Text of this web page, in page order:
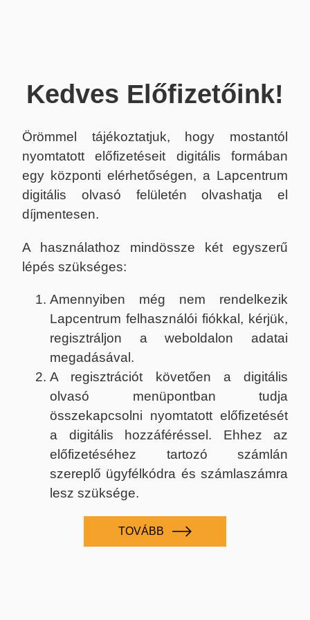
Kedves Előfizetőink!
Örömmel tájékoztatjuk, hogy mostantól
nyomtatott előfizetéseit digitális formában
egy központi elérhetőségen, a Lapcentrum
digitális olvasó felületén olvashatja el
díjmentesen.
A használathoz mindössze két egyszerű
lépés szükséges:
Amennyiben még nem rendelkezik
Lapcentrum felhasználói fiókkal, kérjük,
regisztráljon a weboldalon adatai
megadásával.
A regisztrációt követően a digitális
olvasó menüpontban tudja
összekapcsolni nyomtatott előfizetését
a digitális hozzáféréssel. Ehhez az
előfizetéséhez tartozó számlán
szereplő ügyfélkódra és számlaszámra
lesz szüksége.
TOVÁBB